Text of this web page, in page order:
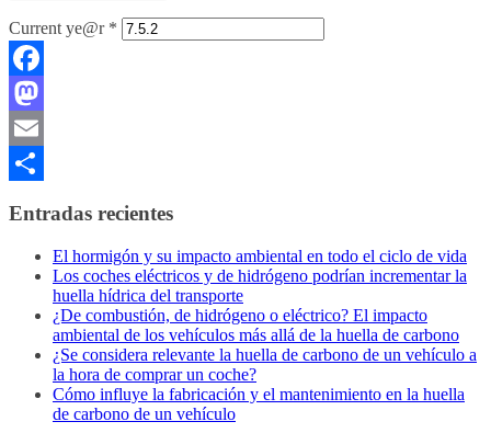
Current ye@r *
Facebook
Mastodon
Email
Entradas recientes
El hormigón y su impacto ambiental en todo el ciclo de vida
Los coches eléctricos y de hidrógeno podrían incrementar la
huella hídrica del transporte
¿De combustión, de hidrógeno o eléctrico? El impacto
ambiental de los vehículos más allá de la huella de carbono
¿Se considera relevante la huella de carbono de un vehículo a
la hora de comprar un coche?
Cómo influye la fabricación y el mantenimiento en la huella
de carbono de un vehículo